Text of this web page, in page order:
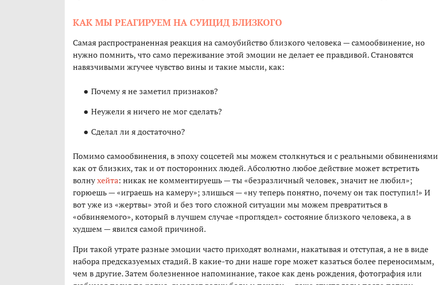
КАК МЫ РЕАГИРУЕМ НА СУИЦИД БЛИЗКОГО
Самая распространенная реакция на самоубийство близкого человека — самообвинение, но
нужно помнить, что само переживание этой эмоции не делает ее правдивой. Становятся
навязчивыми жгучее чувство вины и такие мысли, как:
Почему я не заметил признаков?
Неужели я ничего не мог сделать?
Сделал ли я достаточно?
Помимо самообвинения, в эпоху соцсетей мы можем столкнуться и с реальными обвинениями
как от близких, так и от посторонних людей. Абсолютно любое действие может встретить
волнухейта: никак не комментируешь — ты «безразличный человек, значит не любил»;
горюешь — «играешь на камеру»; злишься — «ну теперь понятно, почему он так поступил!» И
вот уже из «жертвы» этой и без того сложной ситуации мы можем превратиться в
«обвиняемого», который в лучшем случае «проглядел» состояние близкого человека, а в
худшем — явился самой причиной.
При такой утрате разные эмоции часто приходят волнами, накатывая и отступая, а не в виде
набора предсказуемых стадий. В какие-то дни наше горе может казаться более переносимым,
чем в другие. Затем болезненное напоминание, такое как день рождения, фотография или